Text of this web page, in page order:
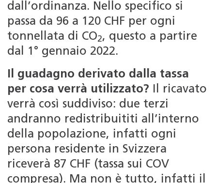
dall’ordinanza. Nello specifico si
passa da 96 a 120 CHF per ogni
tonnellata di CO2, questo a partire
dal 1° gennaio 2022.
Il guadagno derivato dalla tassa
per cosa verrà utilizzato? Il ricavato
verrà così suddiviso: due terzi
andranno redistribuititi all’interno
della popolazione, infatti ogni
persona residente in Svizzera
riceverà 87 CHF (tassa sui COV
compresa). Ma non è tutto, infatti il